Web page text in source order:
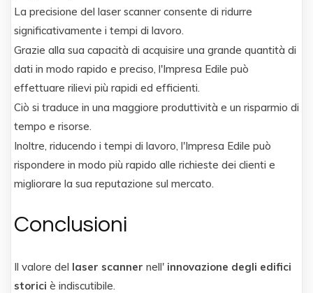
La precisione del laser scanner consente di ridurre
significativamente i tempi di lavoro.
Grazie alla sua capacità di acquisire una grande quantità di
dati in modo rapido e preciso, l'Impresa Edile può
effettuare rilievi più rapidi ed efficienti.
Ciò si traduce in una maggiore produttività e un risparmio di
tempo e risorse.
Inoltre, riducendo i tempi di lavoro, l'Impresa Edile può
rispondere in modo più rapido alle richieste dei clienti e
migliorare la sua reputazione sul mercato.
Conclusioni
Il valore del laser scanner nell' innovazione degli edifici
storici è indiscutibile.